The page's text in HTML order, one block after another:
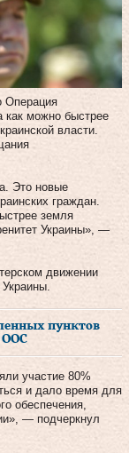
Операция
можно быстрее
власти.
Это новые
граждан.
земля
Украины», —
движении
пунктов
ООС
участие 80%
и дало время для
обеспечения,
— подчеркнул